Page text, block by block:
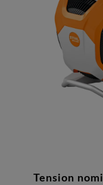
Tension